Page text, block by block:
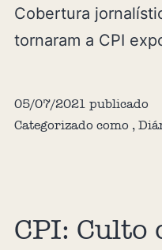
Cobertura
tornaram a CPI
05/07/2021 publicado
Categorizado como ,
CPI: